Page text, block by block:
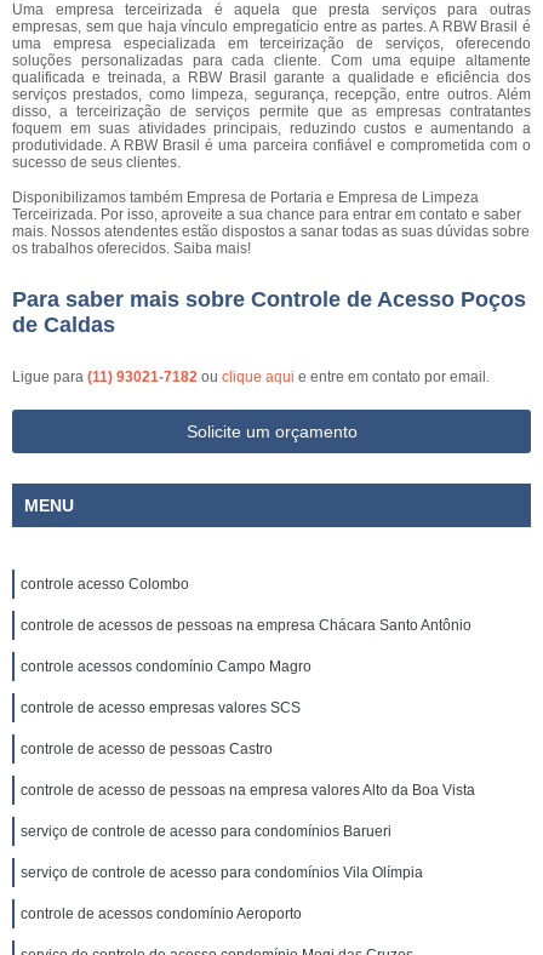
Uma empresa terceirizada é aquela que presta serviços para outras
empresas, sem que haja vínculo empregatício entre as partes. A RBW Brasil é
uma empresa especializada em terceirização de serviços, oferecendo
soluções personalizadas para cada cliente. Com uma equipe altamente
qualificada e treinada, a RBW Brasil garante a qualidade e eficiência dos
serviços prestados, como limpeza, segurança, recepção, entre outros. Além
disso, a terceirização de serviços permite que as empresas contratantes
foquem em suas atividades principais, reduzindo custos e aumentando a
produtividade. A RBW Brasil é uma parceira confiável e comprometida com o
sucesso de seus clientes.
Disponibilizamos também Empresa de Portaria e Empresa de Limpeza
Terceirizada. Por isso, aproveite a sua chance para entrar em contato e saber
mais. Nossos atendentes estão dispostos a sanar todas as suas dúvidas sobre
os trabalhos oferecidos. Saiba mais!
Para saber mais sobre Controle de Acesso Poços
de Caldas
Ligue para (11) 93021-7182 ou clique aqui e entre em contato por email.
Solicite um orçamento
MENU
controle acesso Colombo
controle de acessos de pessoas na empresa Chácara Santo Antônio
controle acessos condomínio Campo Magro
controle de acesso empresas valores SCS
controle de acesso de pessoas Castro
controle de acesso de pessoas na empresa valores Alto da Boa Vista
serviço de controle de acesso para condomínios Barueri
serviço de controle de acesso para condomínios Vila Olímpia
controle de acessos condomínio Aeroporto